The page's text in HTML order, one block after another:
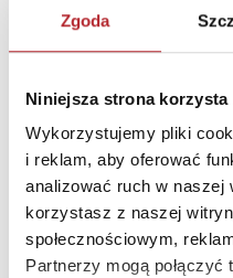
Zgoda
Niniejsza strona
Wykorzystujemy pliki
i reklam, aby oferować
analizować ruch w naszej
korzystasz z naszej
społecznościowym,
Partnerzy mogą
INNI KLIENCI